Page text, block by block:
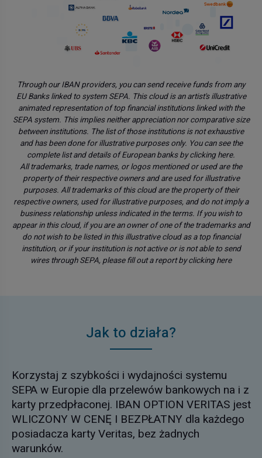
Through our IBAN providers, you can send receive funds from any
EU Banks linked to system SEPA. This cloud is an artist's illustrative
animated representation of top financial institutions linked with the
SEPA system. This implies neither appreciation nor comparative size
between institutions. The list of those institutions is not exhaustive
and has been done for illustrative purposes only. You can see the
complete list and details of European banks by clickinghere.
All trademarks, trade names, or logos mentioned or used are the
property of their respective owners and are used for illustrative
purposes. All trademarks of this cloud are the property of their
respective owners, used for illustrative purposes, and do not imply a
business relationship unless indicated in the terms. If you wish to
appear in this cloud, if you are an owner of one of the trademarks and
do not wish to be listed in this illustrative cloud as a top financial
institution, or if your institution is not active or is not able to send
wires through SEPA, please fill out a report by clickinghere
Jak to działa?
Korzystaj z szybkości i wydajności systemu
SEPA w Europie dla przelewów bankowych na i z
karty przedpłaconej. IBAN OPTION VERITAS jest
WLICZONY W CENĘ I BEZPŁATNY dla każdego
posiadacza karty Veritas, bez żadnych
warunków.